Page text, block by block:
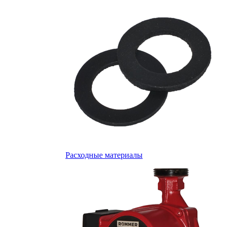
Расходные материалы